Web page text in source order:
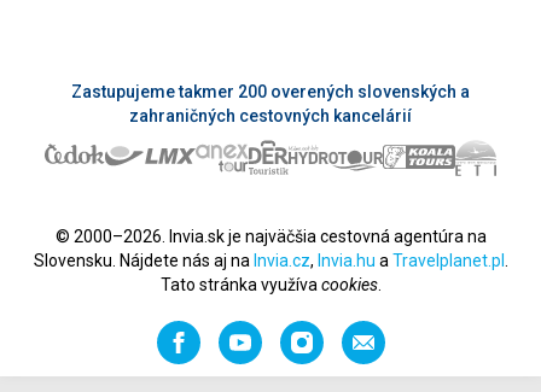
Zastupujeme takmer 200 overených slovenských a
zahraničných cestovných kancelárií
© 2000–2026. Invia.sk je najväčšia cestovná agentúra na
Slovensku. Nájdete nás aj na Invia.cz, Invia.hu a Travelplanet.pl
Tato stránka využíva cookies.
FacebookYouTubeInstagramOdporučiť